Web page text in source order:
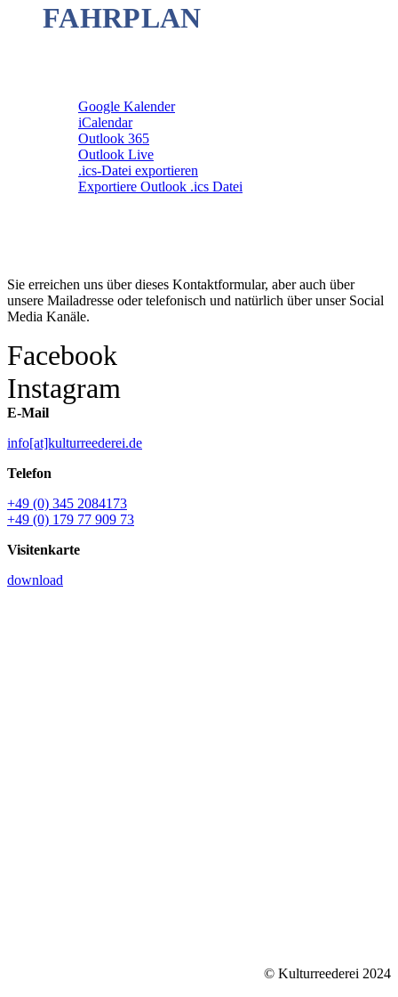
FAHRPLAN
Google Kalender
iCalendar
Outlook 365
Outlook Live
.ics-Datei exportieren
Exportiere Outlook .ics Datei
Sie erreichen uns über dieses Kontaktformular, aber auch über
unsere Mailadresse oder telefonisch und natürlich über unser Social
Media Kanäle.
Facebook
Instagram
E-Mail
info[at]kulturreederei.de
Telefon
+49 (0) 345 2084173
+49 (0) 179 77 909 73
Visitenkarte
download
© Kulturreederei 2024